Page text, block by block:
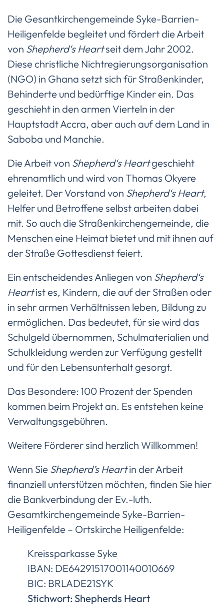
Die Gesantkirchengemeinde Syke-Barrien-
Heiligenfelde begleitet und fördert die Arbeit
von Shepherd‘s Heartseit dem Jahr 2002.
Diese christliche Nichtregierungsorganisation
(NGO) in Ghana setzt sich für Straßenkinder,
Behinderte und bedürftige Kinder ein. Das
geschieht in den armen Vierteln in der
Hauptstadt Accra, aber auch auf dem Land in
Saboba und Manchie.
Die Arbeit von Shepherd‘s Heartgeschieht
ehrenamtlich und wird von Thomas Okyere
geleitet. Der Vorstand von Shepherd‘s Heart,
Helfer und Betroffene selbst arbeiten dabei
mit. So auch die Straßenkirchengemeinde, die
Menschen eine Heimat bietet und mit ihnen auf
der Straße Gottesdienst feiert.
Ein entscheidendes Anliegen von Shepherd‘s
Heartist es, Kindern, die auf der Straßen oder
in sehr armen Verhältnissen leben, Bildung zu
ermöglichen. Das bedeutet, für sie wird das
Schulgeld übernommen, Schulmaterialien und
Schulkleidung werden zur Verfügung gestellt
und für den Lebensunterhalt gesorgt.
Das Besondere: 100 Prozent der Spenden
kommen beim Projekt an. Es entstehen keine
Verwaltungsgebühren.
Weitere Förderer sind herzlich Willkommen!
Wenn Sie Shepherd’s Heartin der Arbeit
finanziell unterstützen möchten, finden Sie hier
die Bankverbindung der Ev.-luth.
Gesamtkirchengemeinde Syke-Barrien-
Heiligenfelde – Ortskirche Heiligenfelde:
Kreissparkasse Syke
IBAN: DE64291517001140010669
BIC: BRLADE21SYK
Stichwort: Shepherds Heart